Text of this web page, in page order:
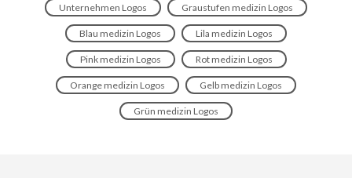
Unternehmen Logos Graustufen medizin Logos
Blau medizin Logos Lila medizin Logos
Pink medizin Logos Rot medizin Logos
Orange medizin Logos Gelb medizin Logos
Grün medizin Logos